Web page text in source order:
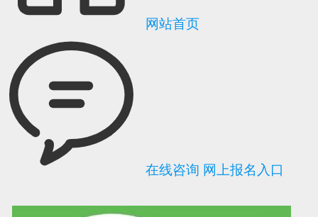
可信网站信用评 网络警察提醒你 诚信网站
网站首页
在线咨询 网上报名入口